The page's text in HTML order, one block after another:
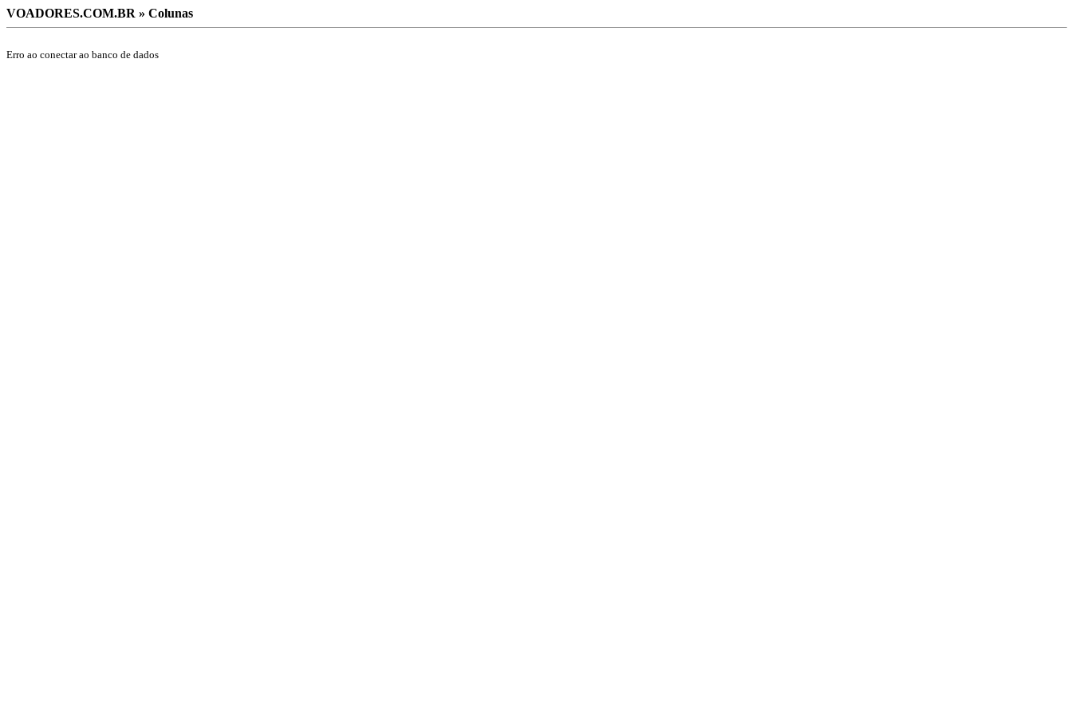
VOADORES.COM.BR » Colunas
Erro ao conectar ao banco de dados